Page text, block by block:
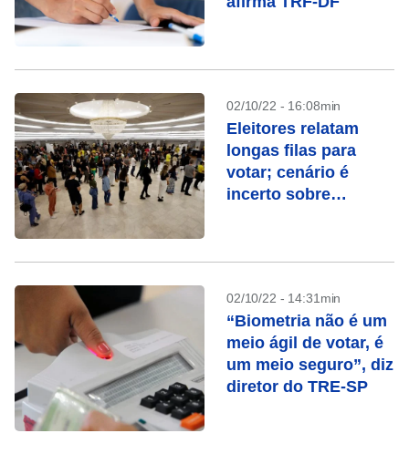
02/10/22 - 16:08min
Eleitores relatam
longas filas para
votar; cenário é
incerto sobre
02/10/22 - 14:31min
“Biometria não é um
meio ágil de votar, é
um meio seguro”, diz
diretor do TRE-SP